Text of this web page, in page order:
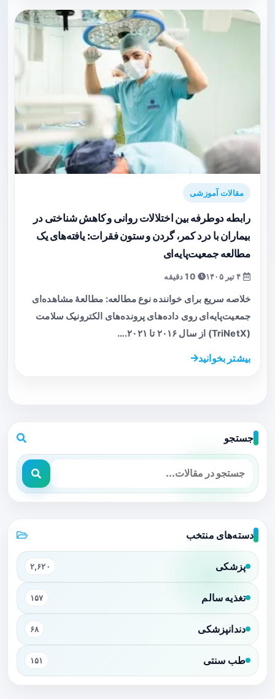
مقالات آموزشی
رابطه دوطرفه بین اختلالات روانی و کاهش شناختی در
بیماران با درد کمر، گردن و ستون فقرات: یافته‌های یک
مطالعه جمعیت‌پایه‌ای
خلاصه سریع برای خواننده نوع مطالعه: مطالعهٔ مشاهده‌ای
جمعیت‌پایه‌ای روی داده‌های پرونده‌های الکترونیک سلامت
(TriNetX) از سال ۲۰۱۶ تا ۲۰۲۱.…
بیشتر بخوانید
جستجو
دسته‌های منتخب
پزشکی ۲,۶۲۰
تغذیه سالم ۱۵۷
دندانپزشکی ۶۸
طب سنتی ۱۵۱